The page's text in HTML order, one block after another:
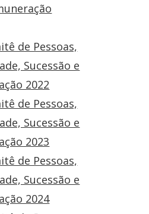
de Pessoas,
Sucessão e
2022
de Pessoas,
Sucessão e
2023
de Pessoas,
Sucessão e
2024